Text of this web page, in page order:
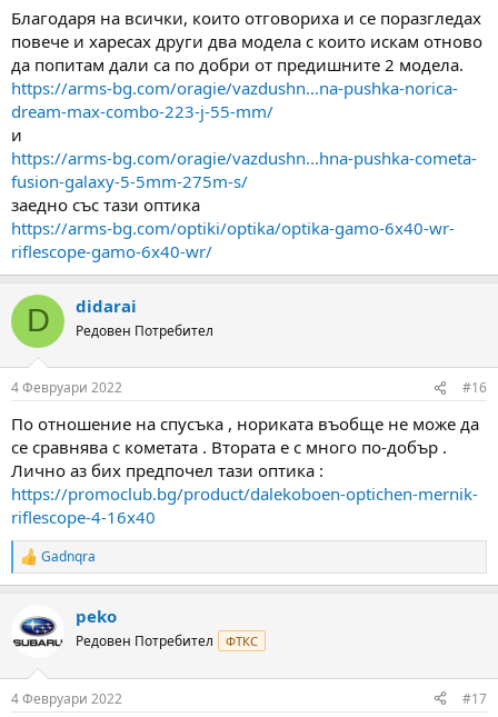
Благодаря на всички, които отговориха и се поразгледах
повече и харесах други два модела с които искам отново
да попитам дали са по добри от предишните 2 модела.
https://arms-bg.com/oragie/vazdushn...na-pushka-norica-
dream-max-combo-223-j-55-mm/
и
https://arms-bg.com/oragie/vazdushn...hna-pushka-cometa-
fusion-galaxy-5-5mm-275m-s/
заедно със тази оптика
https://arms-bg.com/optiki/optika/optika-gamo-6x40-wr-
riflescope-gamo-6x40-wr/
D didarai
Редовен Потребител
4 Февруари 2022 #16
По отношение на спусъка , нориката въобще не може да
се сравнява с кометата . Втората е с много по-добър .
Лично аз бих предпочел тази оптика :
https://promoclub.bg/product/dalekoboen-optichen-mernik-
riflescope-4-16x40
R
e
c
t
i
s
Gadnqra
peko
Редовен Потребител ФТКС
4 Февруари 2022 #17